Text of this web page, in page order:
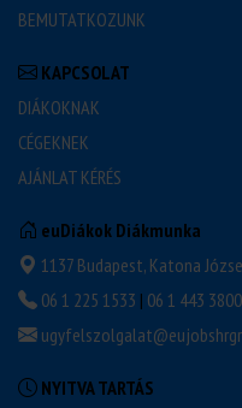
BEMUTATKOZUNK
KAPCSOLAT
DIÁKOKNAK
CÉGEKNEK
AJÁNLAT KÉRÉS
euDiákok Diákmunka
1137 Budapest, Katona
06 1 225 1533 | 06 1 443 3800
NYITVA TARTÁS